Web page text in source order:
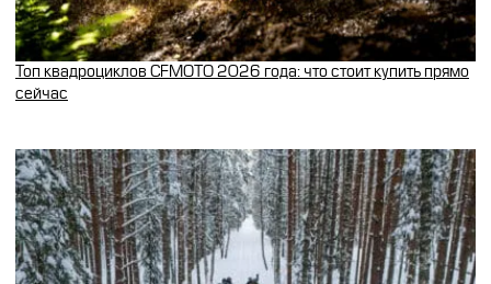
Топ квадроциклов CFMOTO 2026 года: что стоит купить прямо
сейчас